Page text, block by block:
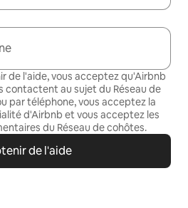
de l'aide, vous acceptez qu'Airbnb
contactent au sujet du Réseau de
par téléphone, vous acceptez la
d'Airbnb et vous acceptez les
du Réseau de cohôtes.
de l'aide